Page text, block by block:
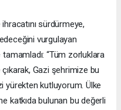
sürdürmeye,
vurgulayan
tamamladı: “Tüm zorluklara
Gazi şehrimize bu
yürekten kutluyorum. Ülke
katkıda bulunan bu değerli